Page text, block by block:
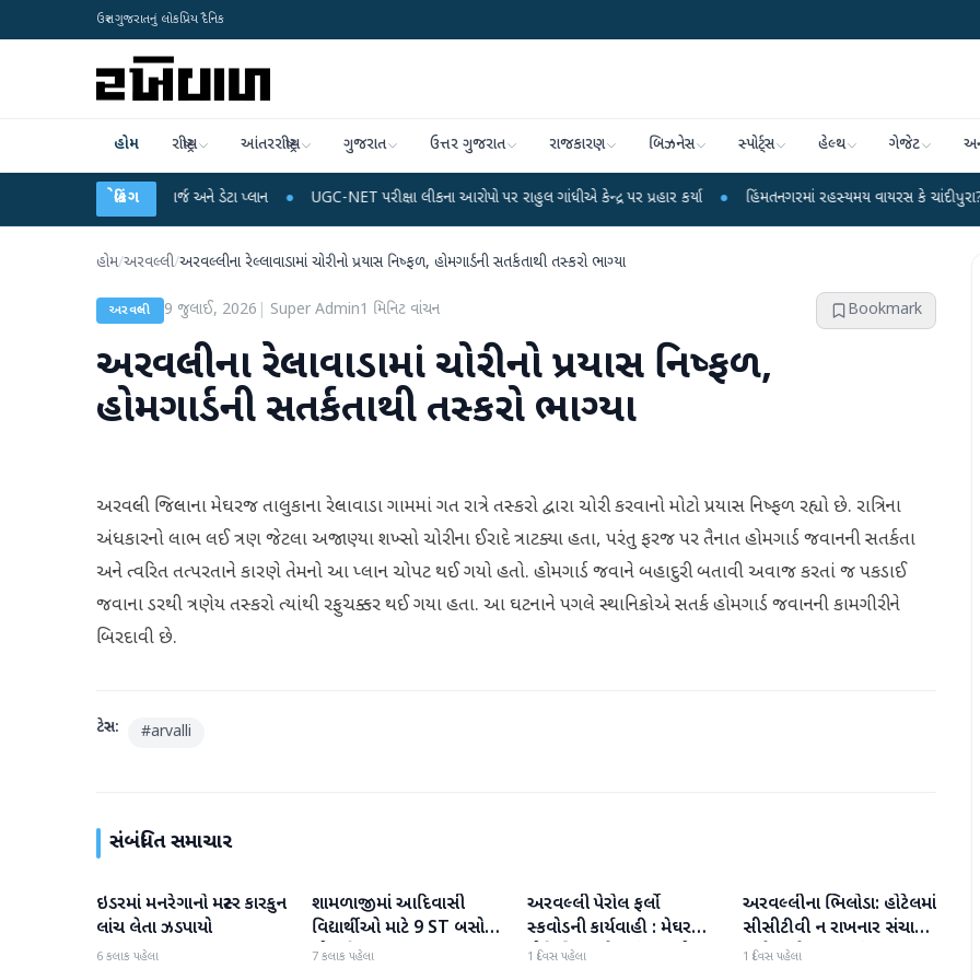
ઉત્તર ગુજરાતનું લોકપ્રિય દૈનિક
હોમ રાષ્ટ્રીય આંતરરાષ્ટ્રીય ગુજરાત ઉત્તર ગુજરાત રાજકારણ બિઝનેસ સ્પોર્ટ્સ હેલ્થ ગેજેટ
બ્રેકિંગ
રિચાર્જ અને ડેટા પ્લાન ● UGC-NET પરીક્ષા લીકના આરોપો પર રાહુલ ગાંધીએ કેન્દ્ર પર પ્રહાર કર્યા ● હિંમતનગરમાં રહસ્યમય વાયરસ કે ચાંદીપુરા? 6 બાળકોના
હોમ/અરવલ્લી/અરવલ્લીના રેલ્લાવાડામાં ચોરીનો પ્રયાસ નિષ્ફળ, હોમગાર્ડની સતર્કતાથી તસ્કરો ભાગ્યા
અરવલ્લી 9 જુલાઈ, 2026 Super Admin1 મિનિટ વાંચન Bookmark
અરવલ્લીના રેલ્લાવાડામાં ચોરીનો પ્રયાસ નિષ્ફળ,
હોમગાર્ડની સતર્કતાથી તસ્કરો ભાગ્યા
અરવલ્લી જિલ્લાના મેઘરજ તાલુકાના રેલ્લાવાડા ગામમાં ગત રાત્રે તસ્કરો દ્વારા ચોરી કરવાનો મોટો પ્રયાસ નિષ્ફળ રહ્યો છે. રાત્રિના
અંધકારનો લાભ લઈ ત્રણ જેટલા અજાણ્યા શખ્સો ચોરીના ઈરાદે ત્રાટક્યા હતા, પરંતુ ફરજ પર તૈનાત હોમગાર્ડ જવાનની સતર્કતા
અને ત્વરિત તત્પરતાને કારણે તેમનો આ પ્લાન ચોપટ થઈ ગયો હતો. હોમગાર્ડ જવાને બહાદુરી બતાવી અવાજ કરતાં જ પકડાઈ
જવાના ડરથી ત્રણેય તસ્કરો ત્યાંથી રફુચક્કર થઈ ગયા હતા. આ ઘટનાને પગલે સ્થાનિકોએ સતર્ક હોમગાર્ડ જવાનની કામગીરીને
બિરદાવી છે.
ટેગ્સ: #arvalli
સંબંધિત સમાચાર
અરવલ્લી
ઇડરમાં મનરેગાનો મસ્ટર કારકુન
લાંચ લેતા ઝડપાયો
6 કલાક પહેલા
અરવલ્લી
શામળાજીમાં આદિવાસી
વિદ્યાર્થીઓ માટે 9 ST બસોનું
લોકાર્પણ
7 કલાક પહેલા
અરવલ્લી
અરવલ્લી પેરોલ ફર્લો
સ્કવોડની કાર્યવાહી : મેઘરજ
પ્રોહિબિશન કેસમાં નાસતો
1 દિવસ પહેલા
અરવલ્લી
અરવલ્લીના ભિલોડા: હોટેલમાં
સીસીટીવી ન રાખનાર સંચાલક
સામે જાહેરનામા ભંગ બદલ
1 દિવસ પહેલા